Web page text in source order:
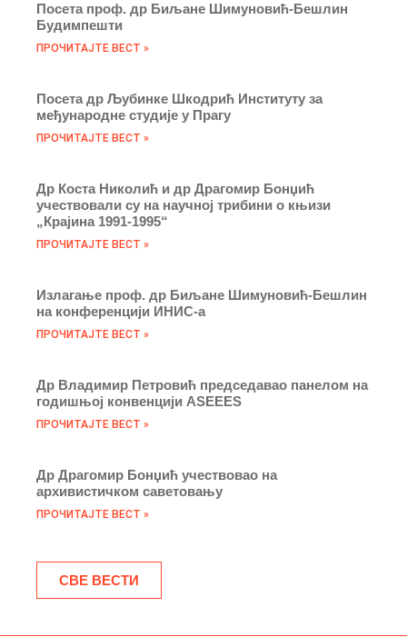
Посета проф. др Биљане Шимуновић-Бешлин
Будимпешти
ПРОЧИТАЈТЕ ВЕСТ »
Посета др Љубинке Шкодрић Институту за
међународне студије у Прагу
ПРОЧИТАЈТЕ ВЕСТ »
Др Коста Николић и др Драгомир Бонџић
учествовали су на научној трибини о књизи
„Крајина 1991-1995“
ПРОЧИТАЈТЕ ВЕСТ »
Излaгање проф. др Биљане Шимуновић-Бешлин
на конференцији ИНИС-а
ПРОЧИТАЈТЕ ВЕСТ »
Др Владимир Петровић председавао панелом на
годишњој конвенцији ASEEES
ПРОЧИТАЈТЕ ВЕСТ »
Др Драгомир Бонџић учествовао на
архивистичком саветовању
ПРОЧИТАЈТЕ ВЕСТ »
СВЕ ВЕСТИ